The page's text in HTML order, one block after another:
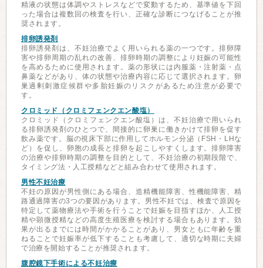
精液の状態は体調やストレスなどで変動するため、基準値を下回
った場合は複数回の検査を行い、正確な診断につなげることが推
奨されます。
排卵誘発剤
排卵誘発剤は、不妊治療でよく用いられる薬の一つです。排卵障
害や排卵周期の乱れの改善、排卵時期の調整により妊娠の可能性
を高めるために使用されます。薬の形状には内服薬・注射薬・点
鼻薬などがあり、体の状態や治療内容に応じて選択されます。卵
巣過剰刺激症候群や多胎妊娠のリスクがあるため注意が必要で
す。
クロミッド（クロミフェンクエン酸塩）
クロミッド（クロミフェンクエン酸塩）は、不妊治療で用いられ
る排卵誘発剤のひとつで、間接的に卵巣に働きかけて排卵を促す
飲み薬です。脳の視床下部に作用してホルモン分泌（FSH・LHな
ど）を促し、卵胞の成長と排卵を起こしやすくします。排卵障害
の治療や排卵時期の調整を目的として、不妊治療の初期段階で、
タイミング法・人工授精などと組み合わせて使用されます。
男性不妊治療
不妊の原因が男性側にある場合、造精機能障害、性機能障害、精
路通過障害の3つの要因があります。男性不妊では、検査で原因を
特定して薬物療法や手術を行うことで妊娠を目指すほか、人工授
精や顕微授精などの高度生殖医療を検討する場合もあります。効
果が出るまでには時間がかかることがあり、男女ともに年齢を重
ねることで妊娠率が低下することも考慮して、適切な時期に夫婦
で治療を開始することが推奨されます。
腹腔鏡下手術による不妊治療